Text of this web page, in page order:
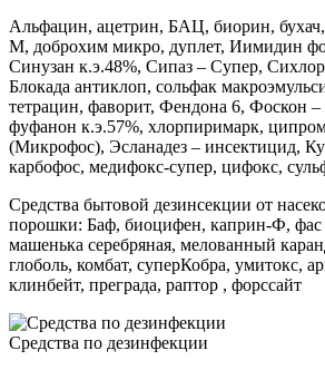
Альфацин, ацетрин, БАЦ, биорин,
М, доброхим микро, дуплет, Иимидин
Синузан к.э.48%, Сипаз – Супер,
Блокада антиклоп, сольфак
тетрацин, фаворит, Фендона 6, Фоскон
фуфанон к.э.57%, хлорпиримарк,
(Микрофос), Эсланадез – инсектицид,
карбофос, медифокс-супер, цифокс,
Средства бытовой дезинсекции от
порошки: Баф, биоцифен, каприн-Ф, фас
машенька серебряная, мелованный
глоболь, комбат, суперКобра, умитокс,
клинбейт, преграда, раптор , форссайт
Средства по дезинфекции